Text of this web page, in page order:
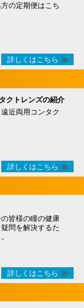
の定期便はこち
詳しくはこちら
クトレンズの紹介
近両用コンタク
詳しくはこちら
皆様の瞳の健康
問を解決するた
詳しくはこちら